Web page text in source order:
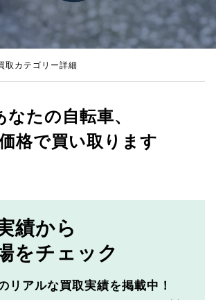
取カテゴリー詳細
なたの自転車、
格で買い取ります
績から
をチェック
リアルな買取実績を掲載中！